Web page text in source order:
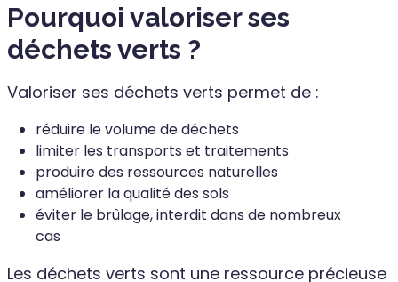
Pourquoi valoriser ses
déchets verts ?
Valoriser ses déchets verts permet de :
réduire le volume de déchets
limiter les transports et traitements
produire des ressources naturelles
améliorer la qualité des sols
éviter le brûlage, interdit dans de nombreux
cas
Les déchets verts sont une ressource précieuse